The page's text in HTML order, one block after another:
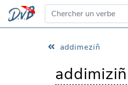
addimeziñ
addimiziñ